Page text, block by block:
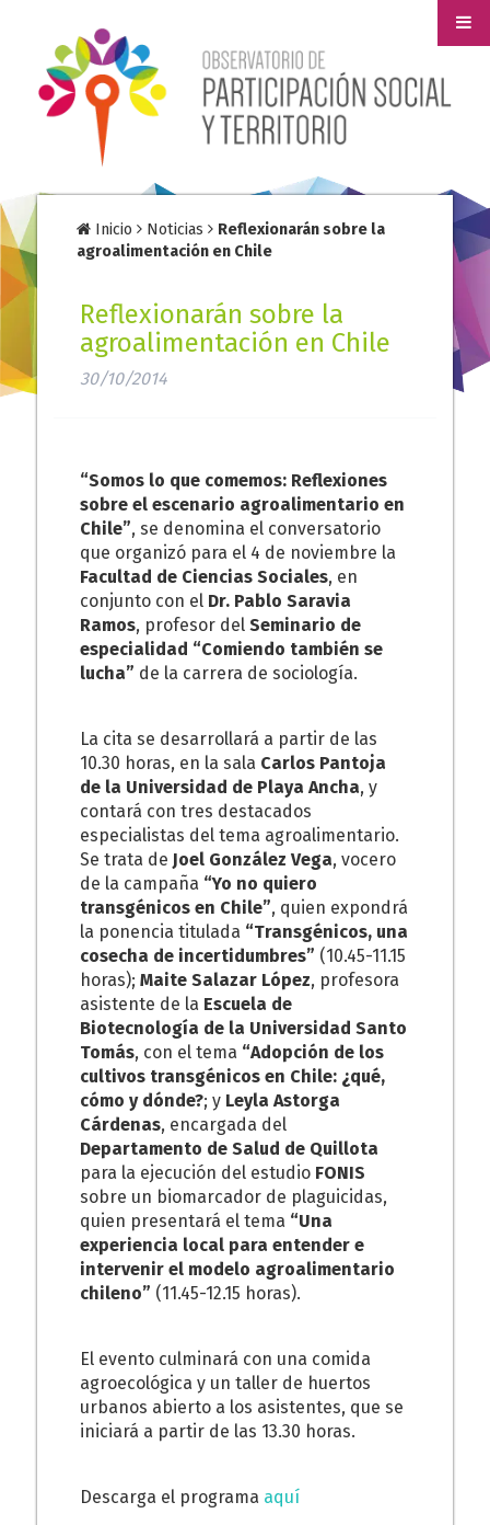
Inicio Noticias Reflexionarán sobre la
agroalimentación en Chile
Reflexionarán sobre la
agroalimentación en Chile
30/10/2014
“Somos lo que comemos: Reflexiones
sobre el escenario agroalimentario en
Chile”, se denomina el conversatorio
que organizó para el 4 de noviembre la
Facultad de Ciencias Sociales, en
conjunto con el Dr. Pablo Saravia
Ramos, profesor del Seminario de
especialidad “Comiendo también se
lucha” de la carrera de sociología.
La cita se desarrollará a partir de las
10.30 horas, en la sala Carlos Pantoja
de la Universidad de Playa Ancha, y
contará con tres destacados
especialistas del tema agroalimentario.
Se trata de Joel González Vega, vocero
de la campaña “Yo no quiero
transgénicos en Chile”, quien expondrá
la ponencia titulada “Transgénicos, una
cosecha de incertidumbres” (10.45-11.15
horas); Maite Salazar López, profesora
asistente de la Escuela de
Biotecnología de la Universidad Santo
Tomás, con el tema “Adopción de los
cultivos transgénicos en Chile: ¿qué,
cómo y dónde?; y Leyla Astorga
Cárdenas, encargada del
Departamento de Salud de Quillota
para la ejecución del estudio FONIS
sobre un biomarcador de plaguicidas,
quien presentará el tema “Una
experiencia local para entender e
intervenir el modelo agroalimentario
chileno” (11.45-12.15 horas).
El evento culminará con una comida
agroecológica y un taller de huertos
urbanos abierto a los asistentes, que se
iniciará a partir de las 13.30 horas.
Descarga el programa aquí